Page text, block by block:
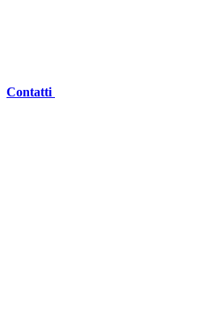
Contatti